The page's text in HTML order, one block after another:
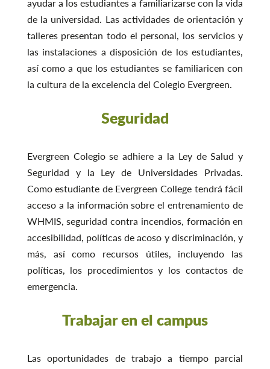
ayudar a los estudiantes a familiarizarse con la vida
de la universidad. Las actividades de orientación y
talleres presentan todo el personal, los servicios y
las instalaciones a disposición de los estudiantes,
así como a que los estudiantes se familiaricen con
la cultura de la excelencia del Colegio Evergreen.
Seguridad
Evergreen Colegio se adhiere a la Ley de Salud y
Seguridad y la Ley de Universidades Privadas.
Como estudiante de Evergreen College tendrá fácil
acceso a la información sobre el entrenamiento de
WHMIS, seguridad contra incendios, formación en
accesibilidad, políticas de acoso y discriminación, y
más, así como recursos útiles, incluyendo las
políticas, los procedimientos y los contactos de
emergencia.
Trabajar en el campus
Las oportunidades de trabajo a tiempo parcial